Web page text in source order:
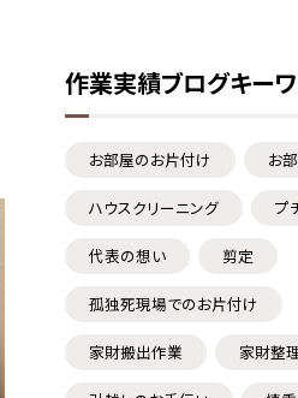
作業実績ブログキー
お部屋のお片付け お
ハウスクリーニング プ
代表の想い 剪定
孤独死現場でのお片付け
家財搬出作業 家財整